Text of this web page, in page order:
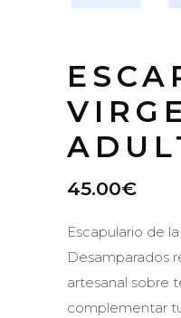
45.00€
Escapulario de
Desamparados
artesanal sobre
complementar